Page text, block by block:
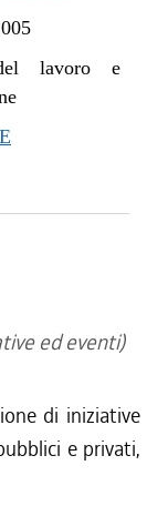
lavoro e
ed eventi)
di iniziative
e privati,